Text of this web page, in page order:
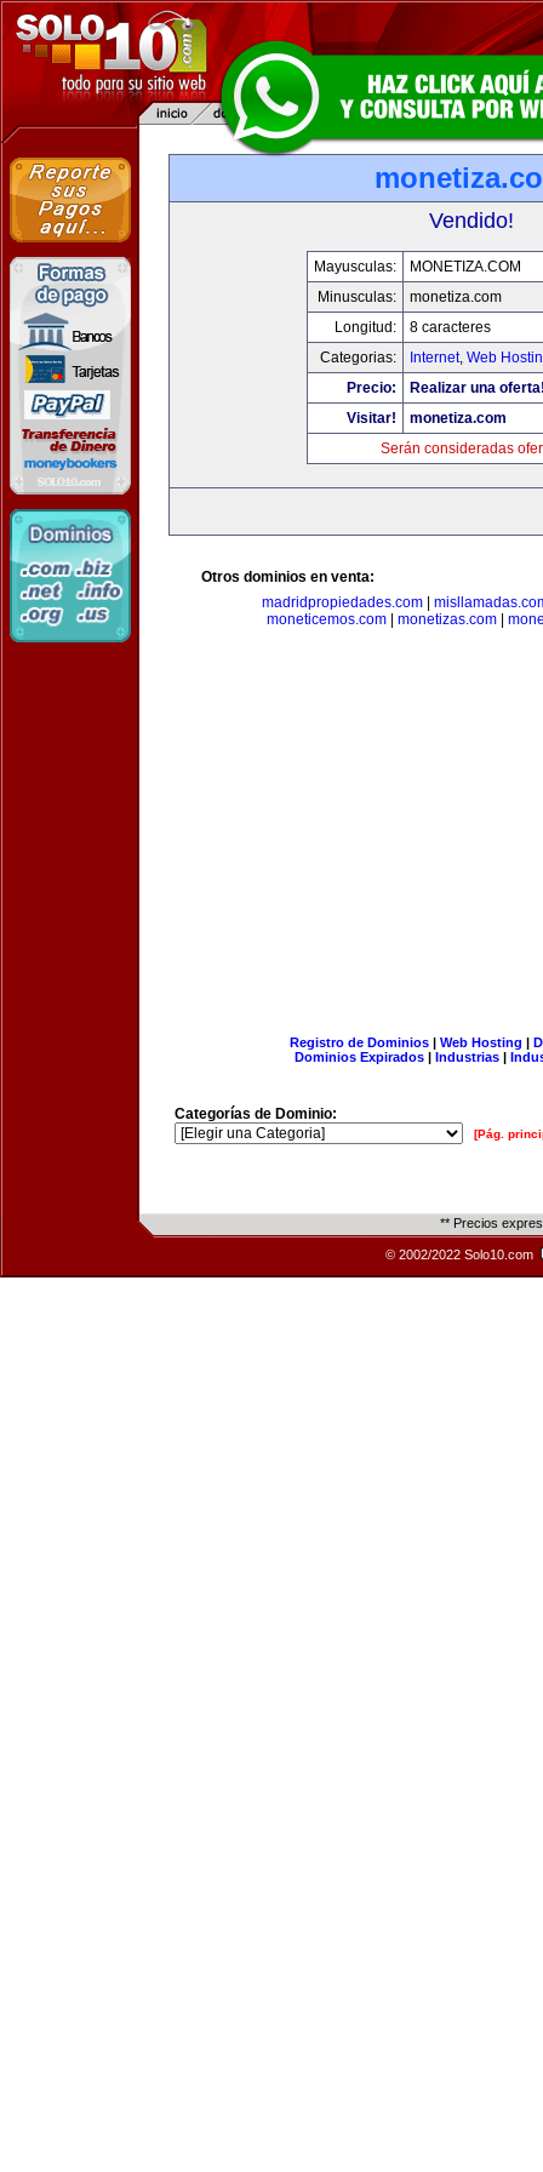
Vendido!
Mayusculas:
MONETIZA.COM
Minusculas:
monetiza.com
Longitud:
8 caracteres
Categorias:
Internet, Web
Precio:
Realizar una
Visitar!
monetiza.com
Serán consideradas
Otros dominios en venta:
madridpropiedades.com|
moneticemos.com| monetizas.com|
Registro de Dominios| Web Hosting |
Dominios Expirados | Industrias |
Categorías de Dominio:
[Pág.
** Precios
© 2002/2022 Solo10.com